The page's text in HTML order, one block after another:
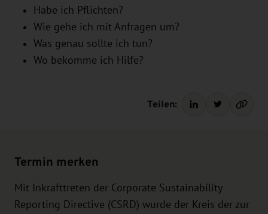
Habe ich Pflichten?
Wie gehe ich mit Anfragen um?
Was genau sollte ich tun?
Wo bekomme ich Hilfe?
Teilen:
Termin merken
Mit Inkrafttreten der Corporate Sustainability
Reporting Directive (CSRD) wurde der Kreis der zur